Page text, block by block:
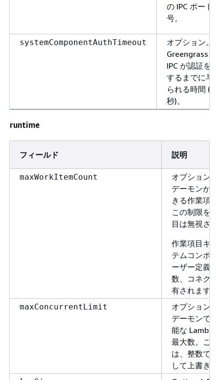
の IPC ポート
号。
systemComponentAuthTimeout
オプション。
Greengrass
IPC が認証を
するまでに与
られる時間 (
秒)。
runtime
フィールド 説明
maxWorkItemCount
オプション
デーモンが
きる作業項
この制限を
目は無視さ
作業項目キ
テムコンポ
ーザー定義
数、コネク
有されます。
maxConcurrentLimit
オプション
デーモンで
能な
最大数。こ
は、整数で
して上書き